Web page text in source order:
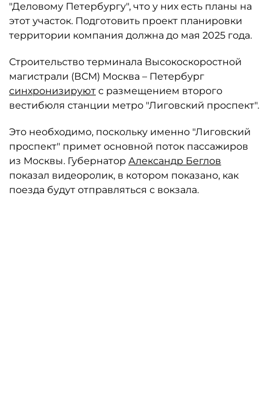
"Деловому Петербургу", что у них есть планы на
этот участок. Подготовить проект планировки
территории компания должна до мая 2025 года.
Строительство терминала Высокоскоростной
магистрали (ВСМ) Москва – Петербург
синхронизируют с размещением второго
вестибюля станции метро "Лиговский проспект".
Это необходимо, поскольку именно "Лиговский
проспект" примет основной поток пассажиров
из Москвы. Губернатор Александр Беглов
показал видеоролик, в котором показано, как
поезда будут отправляться с вокзала.